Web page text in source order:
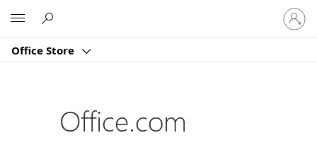
Office Store
Sign
in
to
account
Office.com